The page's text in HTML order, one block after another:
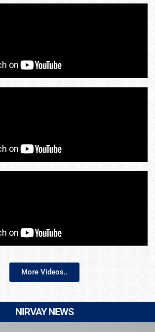
More Videos..
NIRVAY NEWS